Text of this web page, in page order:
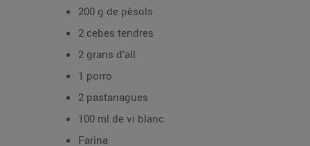
200 g de pèsols
2 cebes tendres
2 grans d’all
1 porro
2 pastanagues
100 ml de vi blanc
Farina